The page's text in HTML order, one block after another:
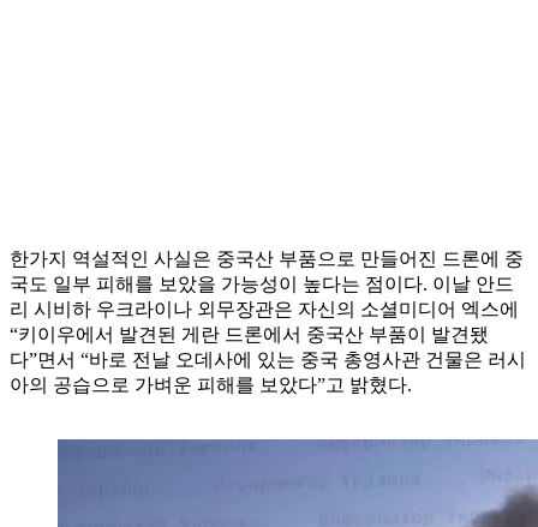
한가지 역설적인 사실은 중국산 부품으로 만들어진 드론에 중
국도 일부 피해를 보았을 가능성이 높다는 점이다. 이날 안드
리 시비하 우크라이나 외무장관은 자신의 소셜미디어 엑스에
“키이우에서 발견된 게란 드론에서 중국산 부품이 발견됐
다”면서 “바로 전날 오데사에 있는 중국 총영사관 건물은 러시
아의 공습으로 가벼운 피해를 보았다”고 밝혔다.